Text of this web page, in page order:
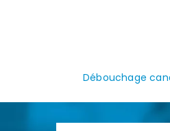
Débouchage